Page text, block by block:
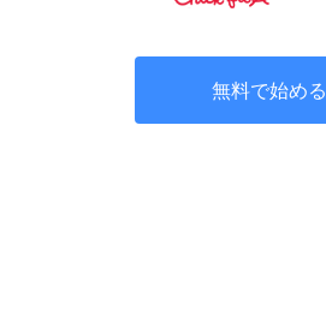
無料で始める